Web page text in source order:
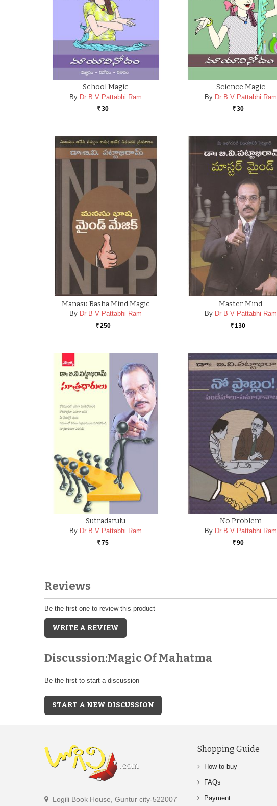
School Magic
By Dr B V Pattabhi Ram
Rs. 30
Science Magic
By Dr B V Pattabhi Ram
Rs. 30
Manasu Basha Mind Magic
By Dr B V Pattabhi Ram
Rs. 250
Master Mind
By Dr B V Pattabhi Ram
Rs. 130
Sutradarulu
By Dr B V Pattabhi Ram
Rs. 75
No Problem
By Dr B V Pattabhi Ram
Rs. 90
Reviews
Be the first one to review this product
WRITE A REVIEW
Discussion:Magic Of Mahatma
Be the first to start a discussion
START A NEW DISCUSSION
Logili Book House, Guntur city-522007
Shopping Guide
How to buy
FAQs
Payment